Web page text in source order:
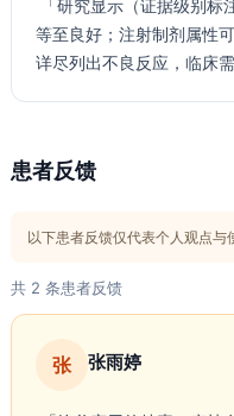
等至良好；注射制剂属性
详尽列出不良反应，临床
患者反馈
以下患者反馈仅代表个人观点与
共 2 条患者反馈
张 张雨婷